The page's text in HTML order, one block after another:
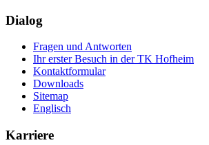
Dialog
Fragen und Antworten
Ihr erster Besuch in der TK Hofheim
Kontaktformular
Downloads
Sitemap
Englisch
Karriere